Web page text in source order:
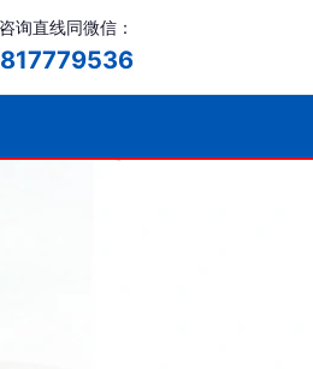
询直线同微信：